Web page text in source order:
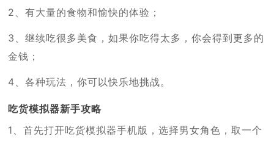
2、有大量的食物和愉快的体验；
3、继续吃很多美食，如果你吃得太多，你会得到更多的
金钱；
4、各种玩法，你可以快乐地挑战。
吃货模拟器新手攻略
1、首先打开吃货模拟器手机版，选择男女角色，取一个